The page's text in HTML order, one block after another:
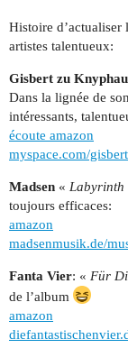
Histoire d’actualiser
artistes talentueux:
Gisbert zu
Dans la lignée de
intéressants,
écoute amazon
myspace.com/
Madsen « Labyrinth
toujours efficaces:
amazon
madsenmusik.de/
Fanta Vier: « Für
de l’album
amazon